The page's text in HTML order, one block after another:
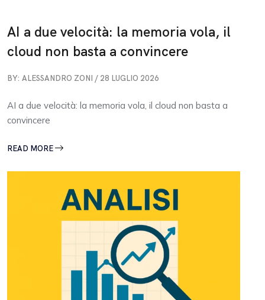
AI a due velocità: la memoria vola, il
cloud non basta a convincere
BY: ALESSANDRO ZONI / 28 LUGLIO 2026
AI a due velocità: la memoria vola, il cloud non basta a
convincere
READ MORE